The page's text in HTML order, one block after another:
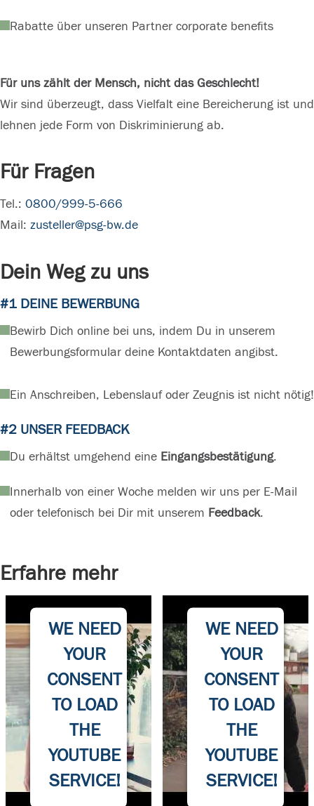
Rabatte über unseren Partner corporate benefits
Für uns zählt der Mensch, nicht das Geschlecht!
Wir sind überzeugt, dass Vielfalt eine Bereicherung ist und
lehnen jede Form von Diskriminierung ab.
Für Fragen
Tel.: 0800/999-5-666
Mail: zusteller@psg-bw.de
Dein Weg zu uns
#1 DEINE BEWERBUNG
Bewirb Dich online bei uns, indem Du in unserem
Bewerbungsformular deine Kontaktdaten angibst.
Ein Anschreiben, Lebenslauf oder Zeugnis ist nicht nötig!
#2 UNSER FEEDBACK
Du erhältst umgehend eine Eingangsbestätigung.
Innerhalb von einer Woche melden wir uns per E-Mail
oder telefonisch bei Dir mit unserem Feedback.
Erfahre mehr
WE NEED
YOUR
CONSENT
TO LOAD
THE
YOUTUBE
SERVICE!
WE NEED
YOUR
CONSENT
TO LOAD
THE
YOUTUBE
SERVICE!